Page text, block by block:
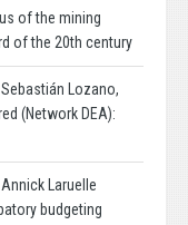
of the mining
of the 20th century
Lozano,
(Network DEA):
Laruelle
budgeting